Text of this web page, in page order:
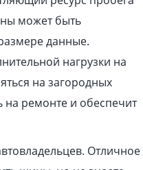
может быть
данные.
нагрузки на
на загородных
ремонте и обеспечит
Отличное